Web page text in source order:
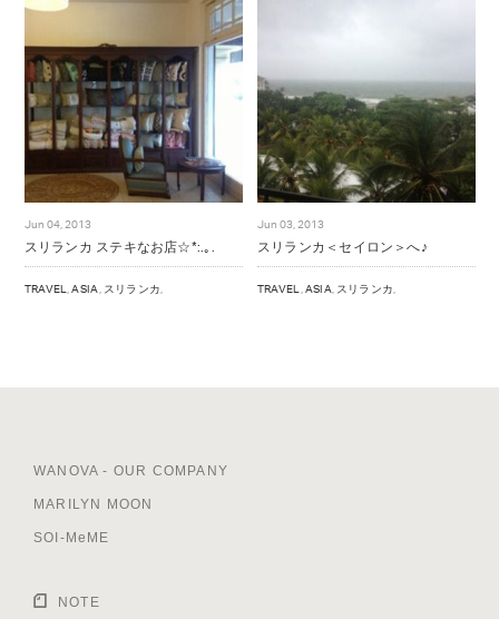
Jun 04, 2013
スリランカ ステキなお店☆*:.｡.
TRAVEL ,ASIA スリランカ
Jun 03, 2013
スリランカ＜セイロン＞へ♪
TRAVEL ASIA スリランカ
WANOVA - OUR COMPANY
MARILYN MOON
SOI-MeME
NOTE